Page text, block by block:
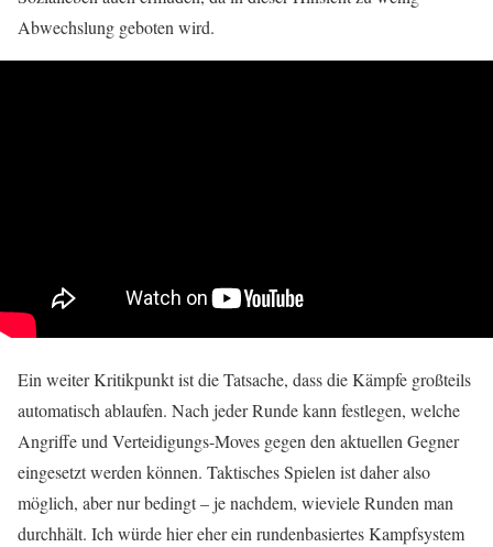
Abwechslung geboten wird.
Ein weiter Kritikpunkt ist die Tatsache, dass die Kämpfe großteils
automatisch ablaufen. Nach jeder Runde kann festlegen, welche
Angriffe und Verteidigungs-Moves gegen den aktuellen Gegner
eingesetzt werden können. Taktisches Spielen ist daher also
möglich, aber nur bedingt – je nachdem, wieviele Runden man
durchhält. Ich würde hier eher ein rundenbasiertes Kampfsystem